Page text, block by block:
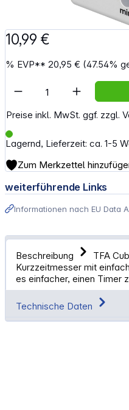
10,99 €
% EVP** 20,95 € (47.54%
Preise inkl. MwSt. ggf. zzgl.
Lagernd, Lieferzeit: ca. 1-5
Artikel Anzahl:
Zum Merkzettel
weiterführende Links
Informationen nach EU Data
Beschreibung
TFA
Kurzzeitmesser mit
es einfacher, einen Timer
Technische Daten